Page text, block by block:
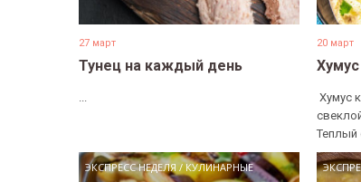
27 март
Тунец на каждый день
20 март
Хумус
Теплый
ЭКСПРЕСС НЕДЕЛЯ/КУЛИНАРНЫЕ